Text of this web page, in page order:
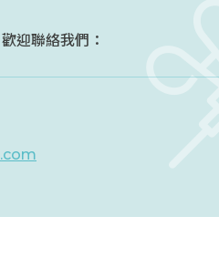
迎聯絡我們：